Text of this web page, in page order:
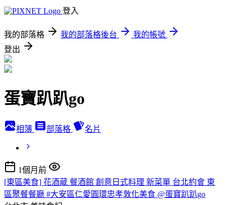
登入
我的部落格 我的部落格後台
我的帳號
登出
蛋寶趴趴go
相簿 部落格 名片
1個月前
[東區美食] 花酒蔵 餐酒館 創意日式料理 新菜單 台北約會 東
區聚餐餐廳 #大安區仁愛圓環忠孝敦化美食 @蛋寶趴趴go